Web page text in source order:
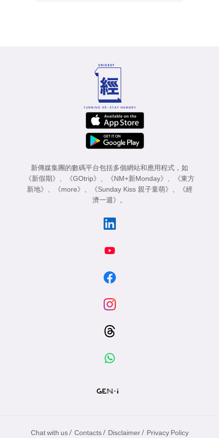
新傳媒集團的數碼平台包括多個網站和應用程式，如
《新假期》
《GOtrip》 《NM+新Monday》
《東方
新地》
《more》 《Sunday Kiss 親子童萌》
《經
濟一週》
。
Chat with us / Contacts / Disclaimer / Privacy Policy